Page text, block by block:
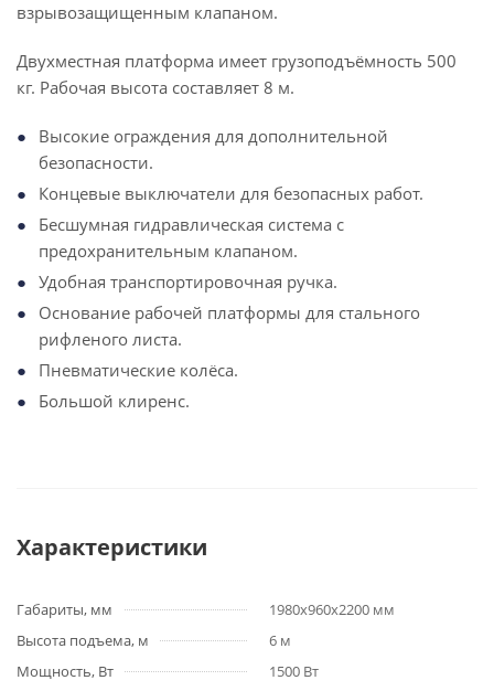
взрывозащищенным клапаном.
Двухместная платформа имеет грузоподъёмность 500
кг. Рабочая высота составляет 8 м.
Высокие ограждения для дополнительной
безопасности.
Концевые выключатели для безопасных работ.
Бесшумная гидравлическая система с
предохранительным клапаном.
Удобная транспортировочная ручка.
Основание рабочей платформы для стального
рифленого листа.
Пневматические колёса.
Большой клиренс.
Характеристики
Габариты, мм
1980х960х2200 мм
Высота подъема, м
6 м
Мощность, Вт
1500 Вт